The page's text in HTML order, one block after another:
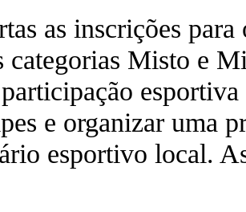
as inscrições
categorias Misto e
e organizar uma
esportivo local.